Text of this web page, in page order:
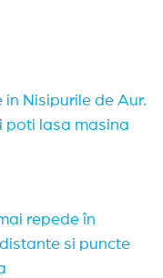
Sozopol (9)
Nisipurile de Aur.
poti lasa masina
repede în
si puncte